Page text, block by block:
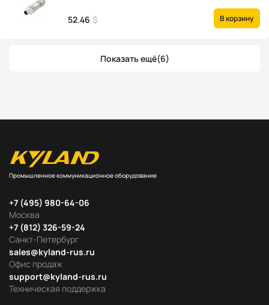
52.46 $ В корзину
Показать ещё(6)
Промышленное коммуникационное оборудование
Москва
+7 (495) 980-64-06
Офис продаж
sales@kyland-rus.ru
Санкт-Петербург
+7 (812) 326-59-24
Техническая поддержка
support@kyland-rus.ru